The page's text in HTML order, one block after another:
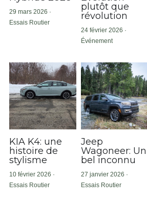
29 mars 2026 ·
Essais Routier
plutôt que
révolution
24 février 2026 ·
Événement
KIA K4: une
histoire de
stylisme
10 février 2026 ·
Essais Routier
Jeep
Wagoneer: Un
bel inconnu
27 janvier 2026 ·
Essais Routier